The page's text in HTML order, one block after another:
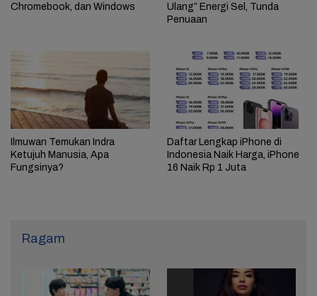
Chromebook, dan Windows
Ulang” Energi Sel, Tunda
Penuaan
Ilmuwan Temukan Indra
Ketujuh Manusia, Apa
Fungsinya?
Daftar Lengkap iPhone di
Indonesia Naik Harga, iPhone
16 Naik Rp 1 Juta
Ragam